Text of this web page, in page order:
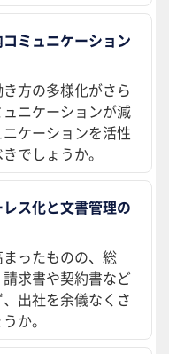
ミュニケーション
方の多様化がさら
ニケーションが減
ケーションを活性
でしょうか。
ス化と文書管理の
ったものの、総
求書や契約書など
出社を余儀なくさ
か。